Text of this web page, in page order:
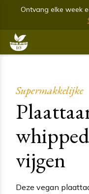
Ontvang elke week
Supermakkelijke
vijgen
Deze vegan